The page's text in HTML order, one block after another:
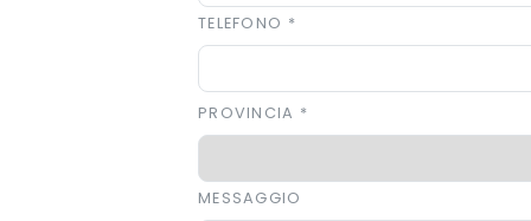
TELEFONO *
PROVINCIA *
MESSAGGIO